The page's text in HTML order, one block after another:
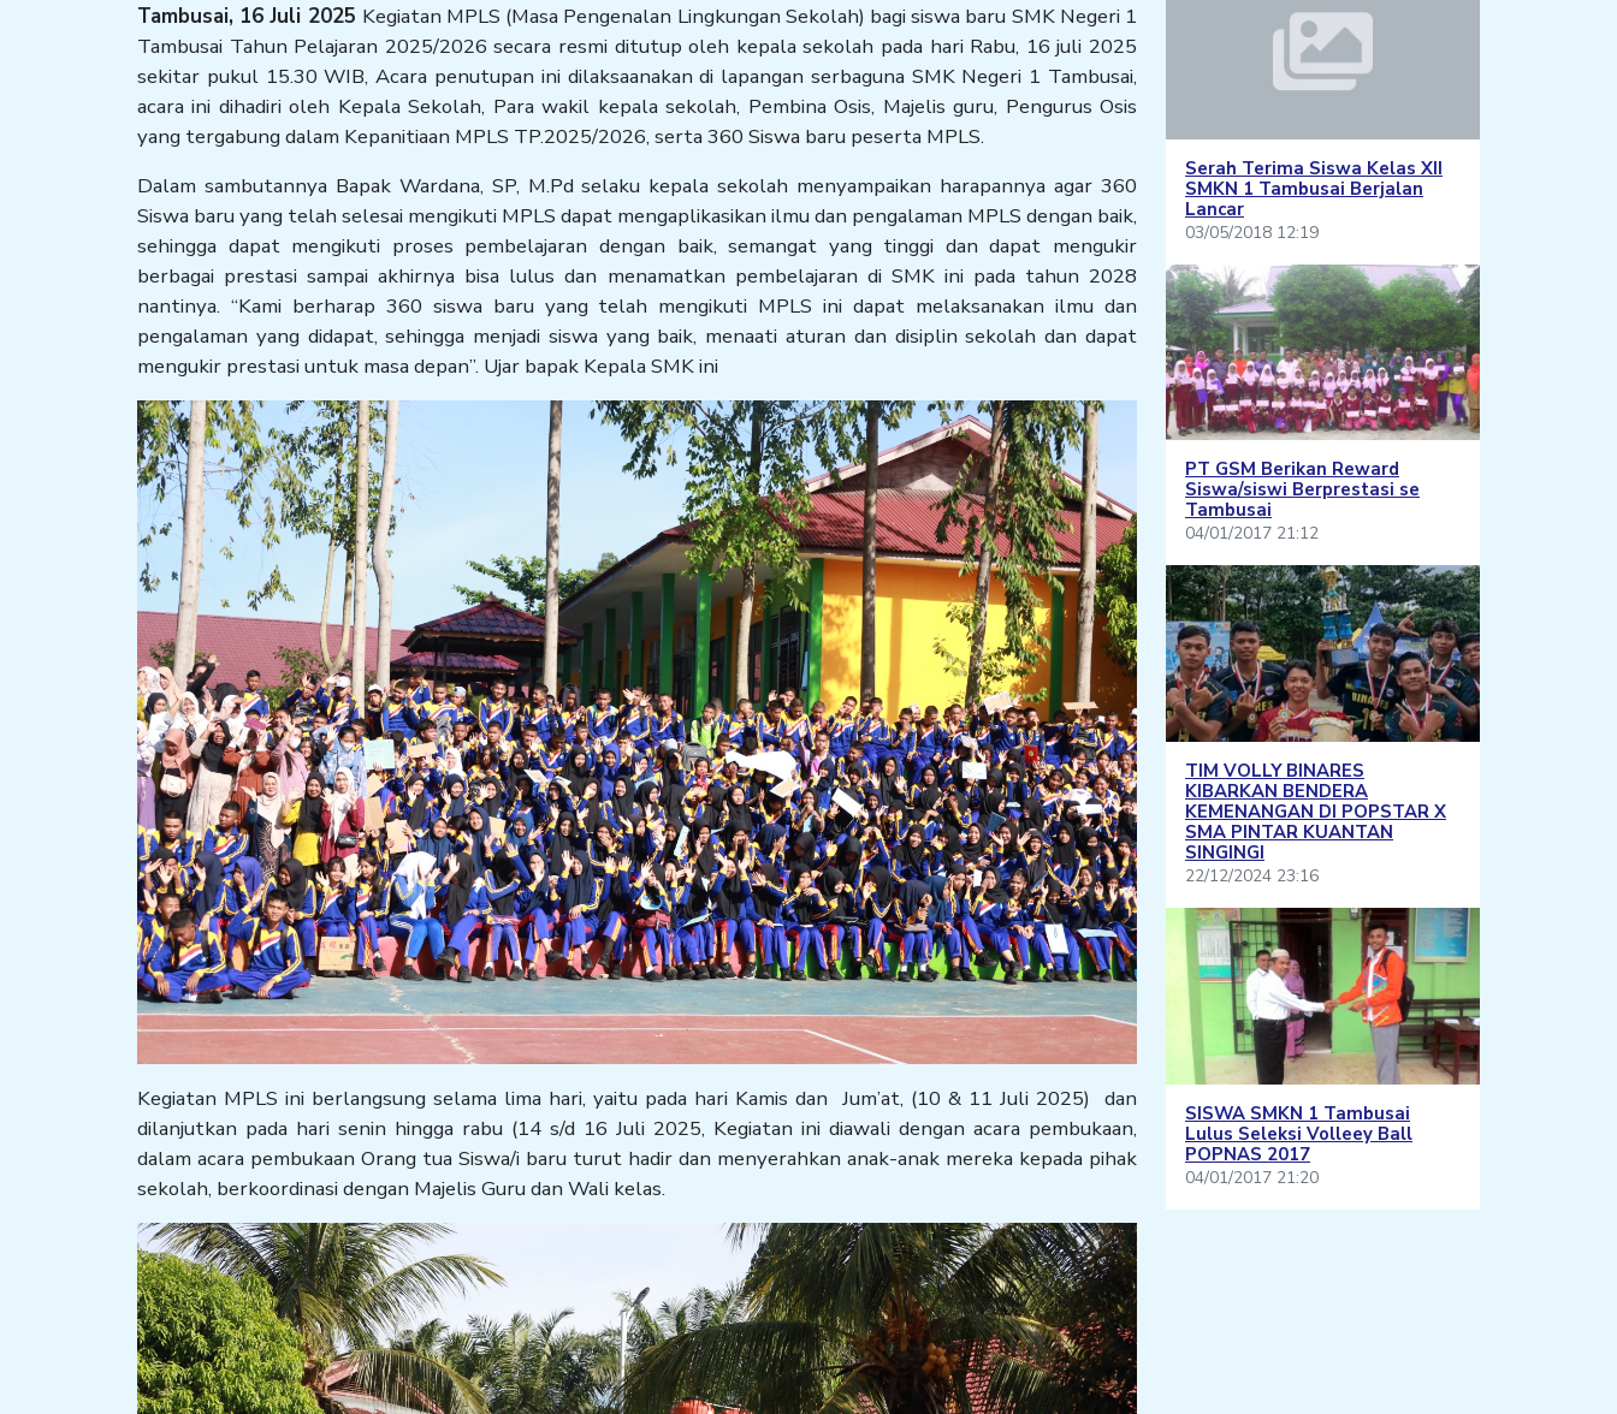
Tambusai, 16 Juli 2025 Kegiatan MPLS (Masa Pengenalan Lingkungan Sekolah) bagi siswa baru SMK Negeri 1
Tambusai Tahun Pelajaran 2025/2026 secara resmi ditutup oleh kepala sekolah pada hari Rabu, 16 juli 2025
sekitar pukul 15.30 WIB, Acara penutupan ini dilaksaanakan di lapangan serbaguna SMK Negeri 1 Tambusai,
acara ini dihadiri oleh Kepala Sekolah, Para wakil kepala sekolah, Pembina Osis, Majelis guru, Pengurus Osis
yang tergabung dalam Kepanitiaan MPLS TP.2025/2026, serta 360 Siswa baru peserta MPLS.
Dalam sambutannya Bapak Wardana, SP, M.Pd selaku kepala sekolah menyampaikan harapannya agar 360
Siswa baru yang telah selesai mengikuti MPLS dapat mengaplikasikan ilmu dan pengalaman MPLS dengan baik,
sehingga dapat mengikuti proses pembelajaran dengan baik, semangat yang tinggi dan dapat mengukir
berbagai prestasi sampai akhirnya bisa lulus dan menamatkan pembelajaran di SMK ini pada tahun 2028
nantinya. “Kami berharap 360 siswa baru yang telah mengikuti MPLS ini dapat melaksanakan ilmu dan
pengalaman yang didapat, sehingga menjadi siswa yang baik, menaati aturan dan disiplin sekolah dan dapat
mengukir prestasi untuk masa depan”. Ujar bapak Kepala SMK ini
Kegiatan MPLS ini berlangsung selama lima hari, yaitu pada hari Kamis dan Jum’at, (10 & 11 Juli 2025) dan
dilanjutkan pada hari senin hingga rabu (14 s/d 16 Juli 2025, Kegiatan ini diawali dengan acara pembukaan,
dalam acara pembukaan Orang tua Siswa/i baru turut hadir dan menyerahkan anak-anak mereka kepada pihak
sekolah, berkoordinasi dengan Majelis Guru dan Wali kelas.
Serah Terima Siswa Kelas XII
SMKN 1 Tambusai Berjalan
Lancar
03/05/2018 12:19
PT GSM Berikan Reward
Siswa/siswi Berprestasi se
Tambusai
04/01/2017 21:12
TIM VOLLY BINARES
KIBARKAN BENDERA
KEMENANGAN DI POPSTAR X
SMA PINTAR KUANTAN
SINGINGI
22/12/2024 23:16
SISWA SMKN 1 Tambusai
Lulus Seleksi Volleey Ball
POPNAS 2017
04/01/2017 21:20